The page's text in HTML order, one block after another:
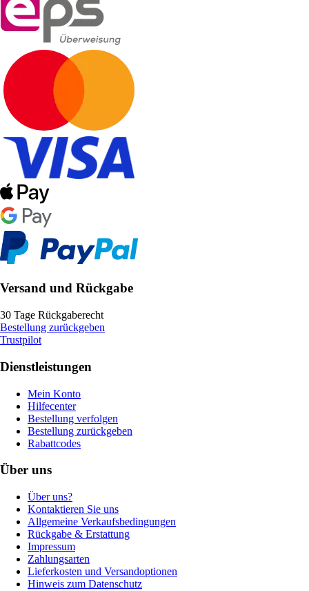
Versand und Rückgabe
30 Tage Rückgaberecht
Bestellung zurückgeben
Trustpilot
Dienstleistungen
Mein Konto
Hilfecenter
Bestellung verfolgen
Bestellung zurückgeben
Rabattcodes
Über uns
Über uns?
Kontaktieren Sie uns
Allgemeine Verkaufsbedingungen
Rückgabe & Erstattung
Impressum
Zahlungsarten
Lieferkosten und Versandoptionen
Hinweis zum Datenschutz